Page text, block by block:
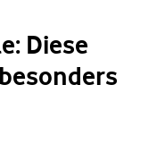
Diese